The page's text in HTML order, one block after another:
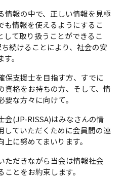
報の中で、正しい情報を見極
も情報を使えるようにするこ
して取り扱うことができるこ
続けることにより、社会の安
。
支援士を目指す方、すでに
資格をお持ちの方、そして、情
な方々に向けて。
(JP-RISSA)はみなさんの情
していただくために会員間の連
に努めてまいります。
だきながら当会は情報社会
とをお約束します。